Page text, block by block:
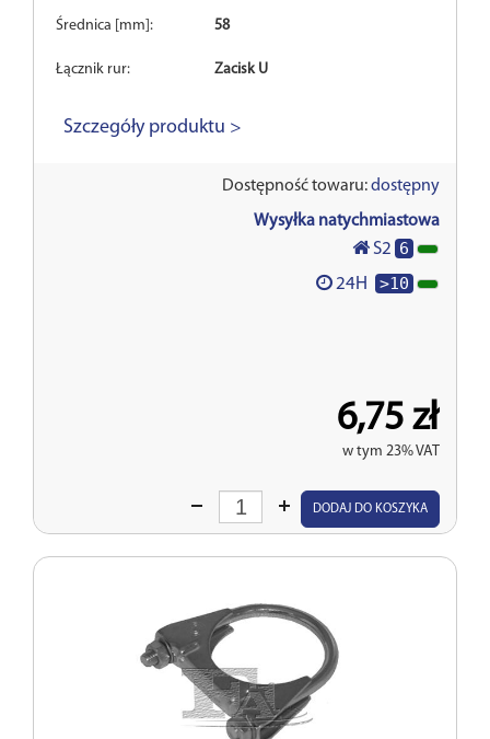
Średnica [mm]: 58
Łącznik rur: Zacisk U
Szczegóły produktu >
Dostępność towaru:dostępny
Wysyłka natychmiastowa
S2 6
24H >10
6,75 zł
w tym 23% VAT
Wprowadź
DODAJ DO KOSZYKA